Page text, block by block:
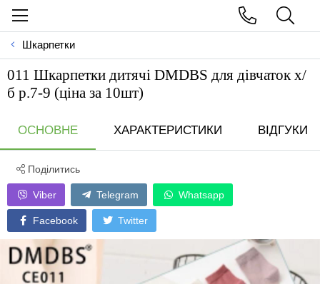
Шкарпетки
011 Шкарпетки дитячі DMDBS для дівчаток х/
б р.7-9 (ціна за 10шт)
ОСНОВНЕ ХАРАКТЕРИСТИКИ ВІДГУКИ
Поділитись
Viber Telegram Whatsapp
Facebook Twitter